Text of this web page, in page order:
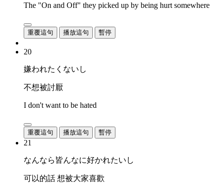
The "On and Off" they picked up by being hurt somewhere
重覆這句 播放這句 暫停
20
嫌われたくないし
不想被討厭
I don't want to be hated
重覆這句 播放這句 暫停
21
なんなら皆んなに好かれたいし
可以的話 想被大家喜歡